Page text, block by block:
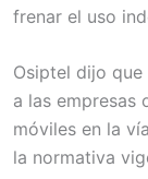
frenar el uso
Osiptel dijo
a las empresas
móviles en la
la normativa